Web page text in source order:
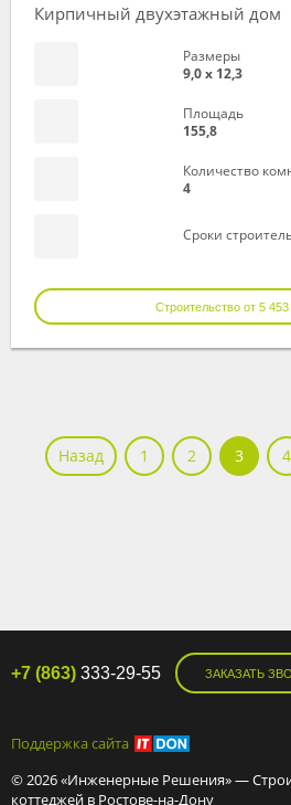
Кирпичный двухэтажный дом
Размеры
9,0 х 12,3
Площадь
155,8
Количество
4
Сроки
Строительство от 5 453
Назад 1 2 3 4
+7 (863) 333-29-55 ЗАКАЗАТЬ
Поддержка сайта
© 2026 «Инженерные Решения» —
коттеджей в Ростове-на-Дону